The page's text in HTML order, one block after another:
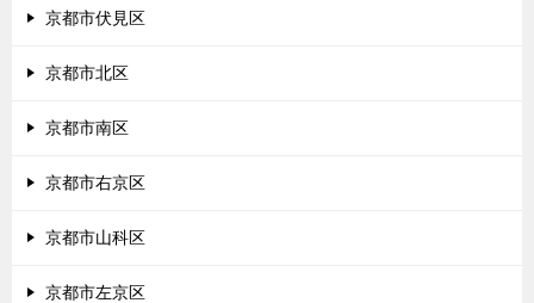
京都市伏見区
京都市北区
京都市南区
京都市右京区
京都市山科区
京都市左京区